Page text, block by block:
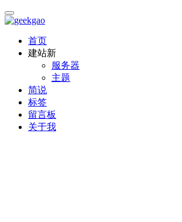
首页
建站新
服务器
主题
简说
标签
留言板
关于我